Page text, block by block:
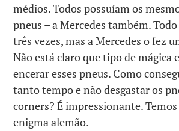
médios. Todos possuíam os
pneus – a Mercedes também.
três vezes, mas a Mercedes o fez
Não está claro que tipo de mágica
encerar esses pneus. Como
tanto tempo e não desgastar os
corners? É impressionante.
enigma alemão.